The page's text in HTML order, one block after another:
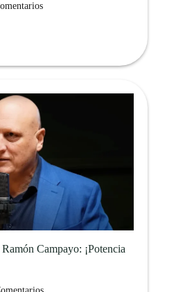
Campayo: ¡Potencia